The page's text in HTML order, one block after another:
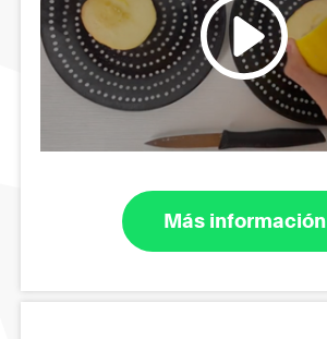
Más información